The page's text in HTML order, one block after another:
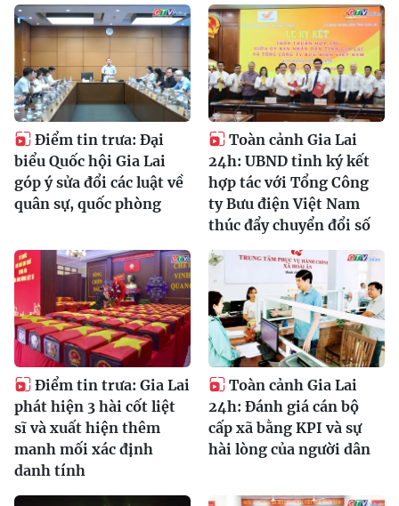
Điểm tin trưa: Đại
biểu Quốc hội Gia Lai
góp ý sửa đổi các luật về
quân sự, quốc phòng
Toàn cảnh Gia Lai
24h: UBND tỉnh ký kết
hợp tác với Tổng Công
ty Bưu điện Việt Nam
thúc đẩy chuyển đổi số
Điểm tin trưa: Gia Lai
phát hiện 3 hài cốt liệt
sĩ và xuất hiện thêm
manh mối xác định
danh tính
Toàn cảnh Gia Lai
24h: Đánh giá cán bộ
cấp xã bằng KPI và sự
hài lòng của người dân